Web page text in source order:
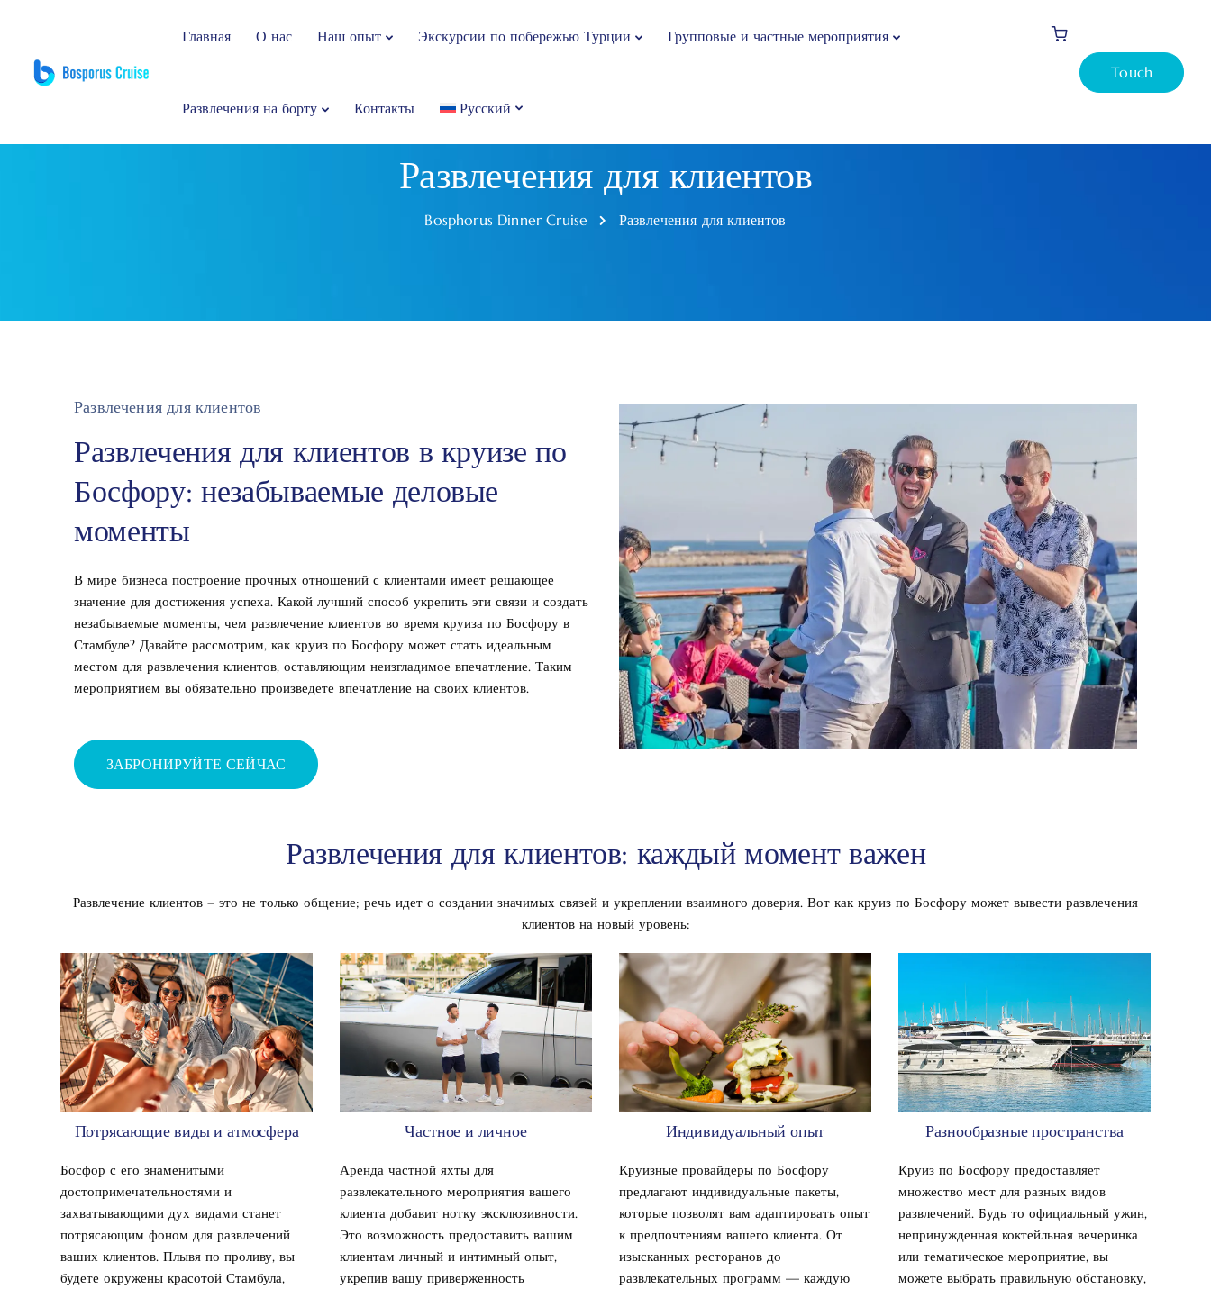
Главная О нас Наш опыт Экскурсии по побережью Турции Групповые и частные мероприятия
Развлечения на борту Контакты Русский
Touch
Развлечения для клиентов
Bosphorus Dinner Cruise Развлечения для клиентов
Развлечения для клиентов
Развлечения для клиентов в круизе по
Босфору: незабываемые деловые
моменты
В мире бизнеса построение прочных отношений с клиентами имеет решающее
значение для достижения успеха. Какой лучший способ укрепить эти связи и создать
незабываемые моменты, чем развлечение клиентов во время круиза по Босфору в
Стамбуле? Давайте рассмотрим, как круиз по Босфору может стать идеальным
местом для развлечения клиентов, оставляющим неизгладимое впечатление. Таким
мероприятием вы обязательно произведете впечатление на своих клиентов.
ЗАБРОНИРУЙТЕ СЕЙЧАС
Развлечения для клиентов: каждый момент важен
Развлечение клиентов – это не только общение; речь идет о создании значимых связей и укреплении взаимного доверия. Вот как круиз по Босфору может вывести развлечения
клиентов на новый уровень:
Потрясающие виды и атмосфера
Босфор с его знаменитыми
достопримечательностями и
захватывающими дух видами станет
потрясающим фоном для развлечений
ваших клиентов. Плывя по проливу, вы
будете окружены красотой Стамбула,
Частное и личное
Аренда частной яхты для
развлекательного мероприятия вашего
клиента добавит нотку эксклюзивности.
Это возможность предоставить вашим
клиентам личный и интимный опыт,
укрепив вашу приверженность
Индивидуальный опыт
Круизные провайдеры по Босфору
предлагают индивидуальные пакеты,
которые позволят вам адаптировать опыт
к предпочтениям вашего клиента. От
изысканных ресторанов до
развлекательных программ — каждую
Разнообразные пространства
Круиз по Босфору предоставляет
множество мест для разных видов
развлечений. Будь то официальный ужин,
непринужденная коктейльная вечеринка
или тематическое мероприятие, вы
можете выбрать правильную обстановку,